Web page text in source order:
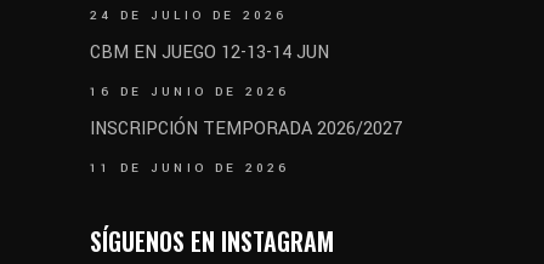
24 DE JULIO DE 2026
CBM EN JUEGO 12-13-14 JUN
16 DE JUNIO DE 2026
INSCRIPCIÓN TEMPORADA 2026/2027
11 DE JUNIO DE 2026
SÍGUENOS EN INSTAGRAM